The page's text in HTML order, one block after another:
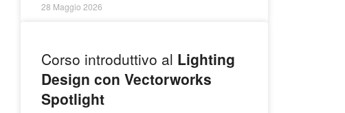
28 Maggio 2026
Corso introduttivo al Lighting
Design con Vectorworks
Spotlight